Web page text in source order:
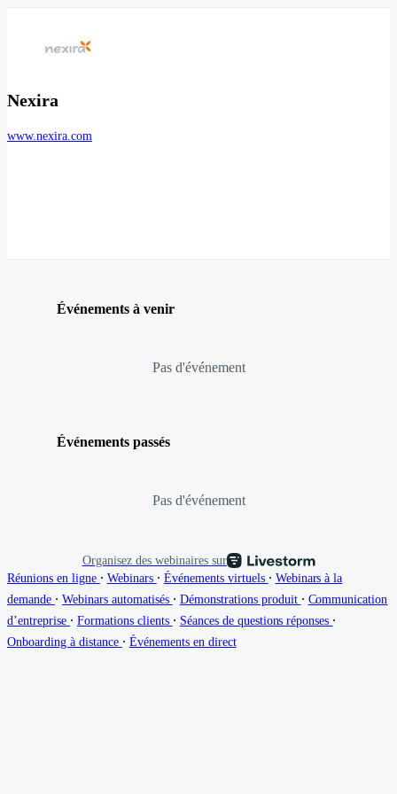
Nexira
www.nexira.com
Événements à venir
Pas d'événement
Événements passés
Pas d'événement
Organisez des webinaires sur
Réunions en ligne ∙ Webinars ∙ Événements virtuels ∙ Webinars à la
demande ∙ Webinars automatisés ∙ Démonstrations produit ∙ Communication
d’entreprise ∙ Formations clients ∙ Séances de questions réponses ∙
Onboarding à distance ∙ Événements en direct